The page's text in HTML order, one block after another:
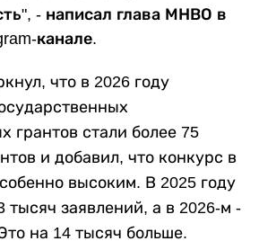
- написал глава МНВО в
канале.
что в 2026 году
грантов стали более 75
и добавил, что конкурс в
высоким. В 2025 году
тысяч заявлений, а в 2026-м -
на 14 тысяч больше.